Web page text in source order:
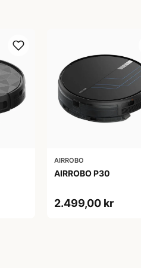
AIRROBO
AIRROBO P30
2.499,00 kr